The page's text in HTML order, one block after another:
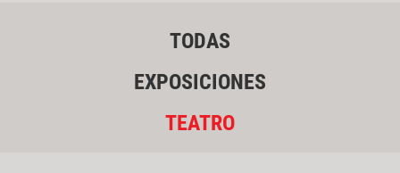
TODAS
EXPOSICIONES
TEATRO